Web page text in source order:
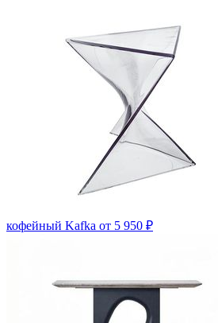
кофейный Kafka от 5 950 ₽